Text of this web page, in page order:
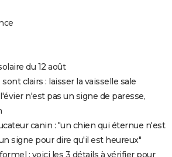
du 12 août
clairs : laisser la vaisselle sale
n'est pas un signe de paresse,
canin : "un chien qui éternue n'est
signe pour dire qu'il est heureux"
: voici les 3 détails à vérifier pour